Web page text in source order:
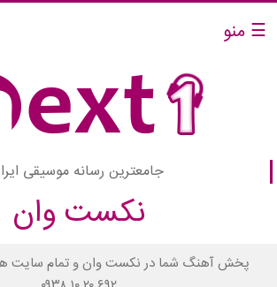
☰ منو
جامعترین رسانه موسیقی
نکست وان
پخش آهنگ شما در نکست وان و تمام سایت